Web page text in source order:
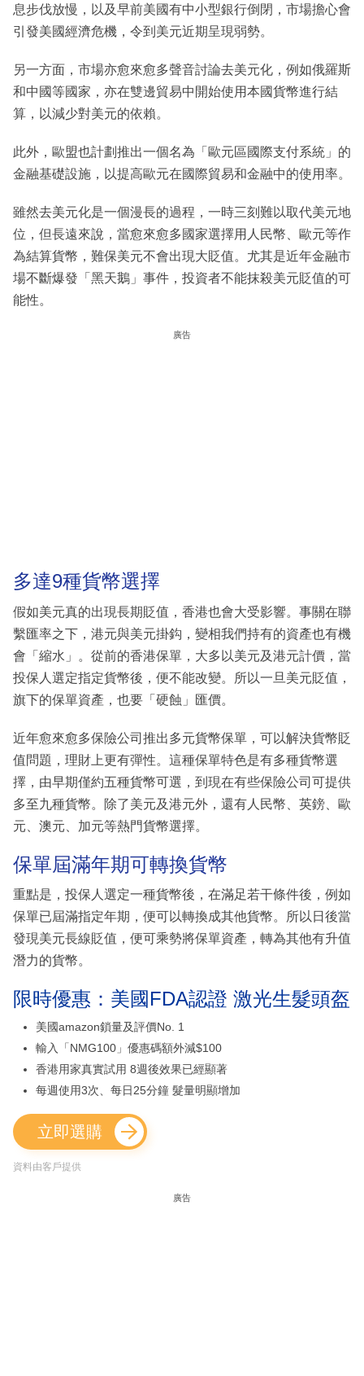
息步伐放慢，以及早前美國有中小型銀行倒閉，市場擔心會
引發美國經濟危機，令到美元近期呈現弱勢。
另一方面，市場亦愈來愈多聲音討論去美元化，例如俄羅斯
和中國等國家，亦在雙邊貿易中開始使用本國貨幣進行結
算，以減少對美元的依賴。
此外，歐盟也計劃推出一個名為「歐元區國際支付系統」的
金融基礎設施，以提高歐元在國際貿易和金融中的使用率。
雖然去美元化是一個漫長的過程，一時三刻難以取代美元地
位，但長遠來說，當愈來愈多國家選擇用人民幣、歐元等作
為結算貨幣，難保美元不會出現大貶值。尤其是近年金融市
場不斷爆發「黑天鵝」事件，投資者不能抹殺美元貶值的可
能性。
廣告
多達9種貨幣選擇
假如美元真的出現長期貶值，香港也會大受影響。事關在聯
繫匯率之下，港元與美元掛鈎，變相我們持有的資產也有機
會「縮水」。從前的香港保單，大多以美元及港元計價，當
投保人選定指定貨幣後，便不能改變。所以一旦美元貶值，
旗下的保單資產，也要「硬蝕」匯價。
近年愈來愈多保險公司推出多元貨幣保單，可以解決貨幣貶
值問題，理財上更有彈性。這種保單特色是有多種貨幣選
擇，由早期僅約五種貨幣可選，到現在有些保險公司可提供
多至九種貨幣。除了美元及港元外，還有人民幣、英鎊、歐
元、澳元、加元等熱門貨幣選擇。
保單屆滿年期可轉換貨幣
重點是，投保人選定一種貨幣後，在滿足若干條件後，例如
保單已屆滿指定年期，便可以轉換成其他貨幣。所以日後當
發現美元長線貶值，便可乘勢將保單資產，轉為其他有升值
潛力的貨幣。
限時優惠：美國FDA認證 激光生髮頭盔
美國amazon鎖量及評價No. 1
輸入「NMG100」優惠碼額外減$100
香港用家真實試用 8週後效果已經顯著
每週使用3次、每日25分鐘 髮量明顯增加
立即選購
資料由客戶提供
廣告